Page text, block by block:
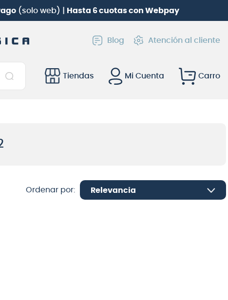
(solo web) | Hasta 6 cuotas con Webpay
Blog Atención al cliente
Tiendas
Mi Cuenta
Relevancia